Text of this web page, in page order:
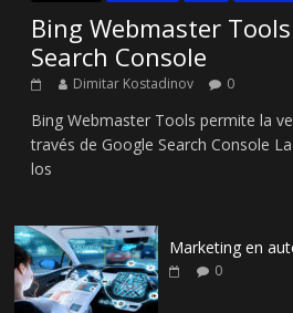
Bing Webmaster
Search Console
Dimitar Kostadinov 0
Bing Webmaster Tools permite la
través de Google Search Console
los
Marketing en
0